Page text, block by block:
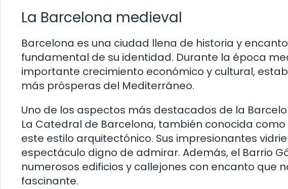
La Barcelona medieval
Barcelona es una ciudad llena de historia y
fundamental de su identidad. Durante la época
importante crecimiento económico y cultural,
más prósperas del Mediterráneo.
Uno de los aspectos más destacados de la
La Catedral de Barcelona, también conocida
este estilo arquitectónico. Sus impresionantes
espectáculo digno de admirar. Además, el Barrio
numerosos edificios y callejones con encanto que
fascinante.